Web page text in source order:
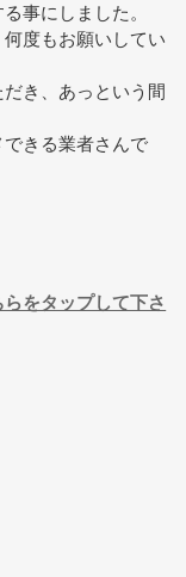
事にしました。
度もお願いしてい
き、あっという間
きる業者さんで
をタップして下さ